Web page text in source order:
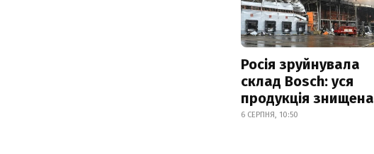
Росія зруйнувала
склад Bosch: уся
продукція знищена
6 СЕРПНЯ, 10:50